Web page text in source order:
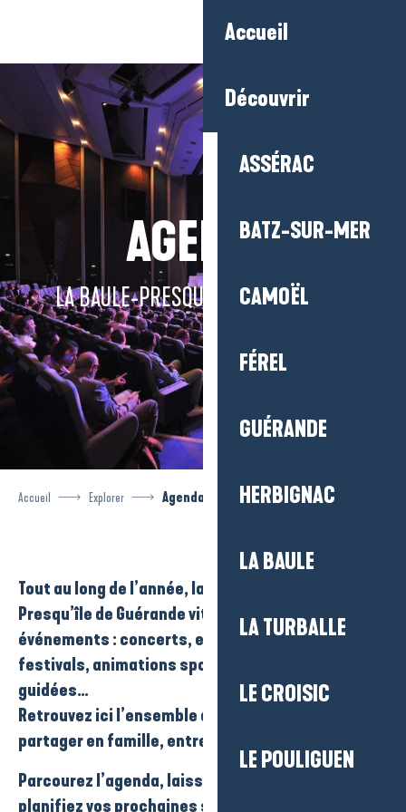
Accueil
Découvrir
ASSÉRAC
BATZ-SUR-MER
CAMOËL
FÉREL
GUÉRANDE
HERBIGNAC
LA BAULE
LA TURBALLE
LE CROISIC
LE POULIGUEN
AGENDA
LA BAULE-PRESQU'ÎLE DE GUÉRANDE
Accueil Explorer Agenda
Tout au long de l’année, la destination
Presqu’île de Guérandevit au rythme de ses
événements : concerts, expositions,marchés
festivals, animations sportives
guidées…
Retrouvez ici l’ensemble des rendez-vous à
partager en famille, entre amis, en couple…
Parcourez l’agenda, laissez-vous inspirer et
planifiez vos prochaines sorties !